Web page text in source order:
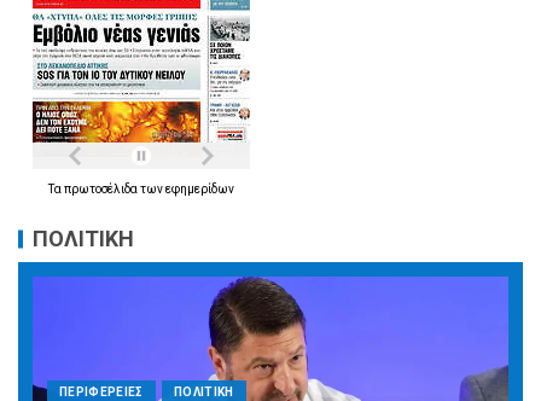
Τα πρωτοσέλιδα τωνεφημερίδων
ΠΟΛΙΤΙΚΗ
ΠΕΡΙΦΕΡΕΙΕΣ ΠΟΛΙΤΙΚΗ